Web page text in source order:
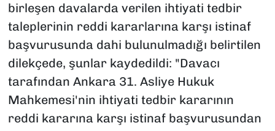
birleşen davalarda verilen ihtiyati tedbir
taleplerinin reddi kararlarına karşı istinaf
başvurusunda dahi bulunulmadığı belirtilen
dilekçede, şunlar kaydedildi: "Davacı
tarafından Ankara 31. Asliye Hukuk
Mahkemesi'nin ihtiyati tedbir kararının
reddi kararına karşı istinaf başvurusundan